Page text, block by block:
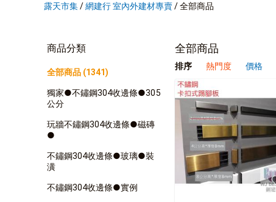
露天市集/網建行 室內外建材專賣/全部商品
商品分類
全部商品 (1341)
獨家●不鏽鋼304收邊條●305
公分
玩牆不鏽鋼304收邊條●磁磚
●
不鏽鋼304收邊條●玻璃●裝
潢
不鏽鋼304收邊條●實例
全部商品
排序 熱門度 價格